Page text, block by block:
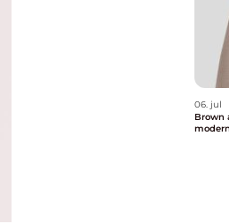
06. jul
Brown